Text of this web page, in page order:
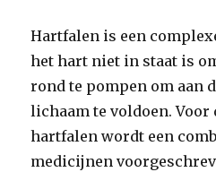
Hartfalen is een
het hart niet in staat is
rond te pompen om aan
lichaam te voldoen. Voor
hartfalen wordt een
medicijnen